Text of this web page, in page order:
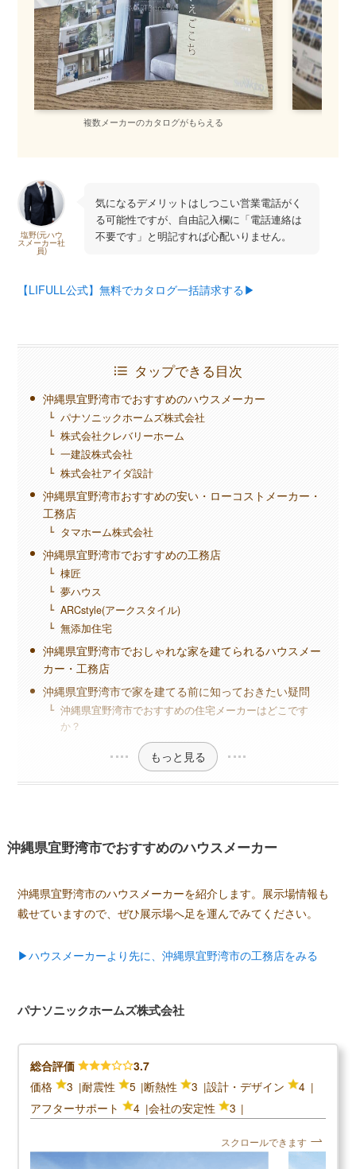
複数メーカーのカタログがもらえる
塩野(元ハウ
スメーカー社
員)
気になるデメリットはしつこい営業電話がく
る可能性ですが、自由記入欄に「電話連絡は
不要です」と明記すれば心配いりません。
【LIFULL公式】無料でカタログ一括請求する▶︎
タップできる目次
沖縄県宜野湾市でおすすめのハウスメーカー
パナソニックホームズ株式会社
株式会社クレバリーホーム
一建設株式会社
株式会社アイダ設計
沖縄県宜野湾市おすすめの安い・ローコストメーカー・
工務店
タマホーム株式会社
沖縄県宜野湾市でおすすめの工務店
棟匠
夢ハウス
ARCstyle(アークスタイル)
無添加住宅
沖縄県宜野湾市でおしゃれな家を建てられるハウスメー
カー・工務店
沖縄県宜野湾市で家を建てる前に知っておきたい疑問
沖縄県宜野湾市でおすすめの住宅メーカーはどこです
か？
もっと見る
沖縄県宜野湾市でおすすめのハウスメーカー
沖縄県宜野湾市のハウスメーカーを紹介します。展示場情報も
載せていますので、ぜひ展示場へ足を運んでみてください。
▶ハウスメーカーより先に、沖縄県宜野湾市の工務店をみる
パナソニックホームズ株式会社
総合評価
3.7
価格
3 耐震性 5 断熱性 3 設計・デザイン
4
アフターサポート
4 会社の安定性 3
スクロールできます